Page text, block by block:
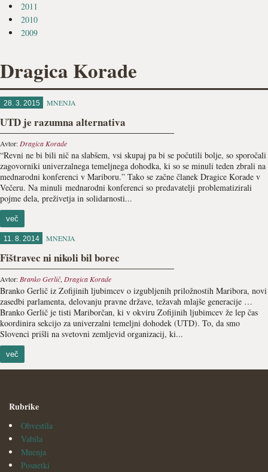
2011
2010
2009
Dragica Korade
28. 3. 2015 MNENJA
UTD je razumna alternativa
Avtor: Dragica Korade
“Revni ne bi bili nič na slabšem, vsi skupaj pa bi se počutili bolje, so sporočali
zagovorniki univerzalnega temeljnega dohodka, ki so se minuli teden zbrali na
mednarodni konferenci v Mariboru.” Tako se začne članek Dragice Korade v
Večeru. Na minuli mednarodni konferenci so predavatelji problematizirali
pojme dela, preživetja in solidarnosti...
več
11. 8. 2014 MNENJA
Fištravec ni nikoli bil borec
Avtor: Branko Gerlič, Dragica Korade
Branko Gerlič iz Zofijinih ljubimcev o izgubljenih priložnostih Maribora, novi
zasedbi parlamenta, delovanju pravne države, težavah mlajše generacije …
Branko Gerlič je tisti Mariborčan, ki v okviru Zofijinih ljubimcev že lep čas
koordinira sekcijo za univerzalni temeljni dohodek (UTD). To, da smo
Slovenci prišli na svetovni zemljevid organizacij, ki...
več
Rubrike
Obvestila
Vabila
Mnenja
Posnetki